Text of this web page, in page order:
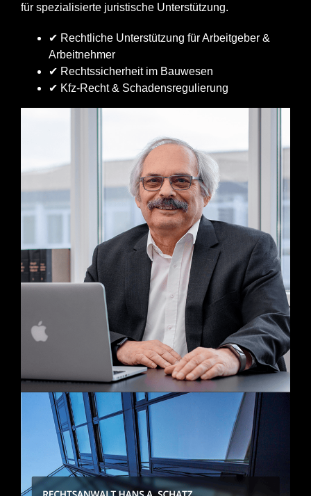
für spezialisierte juristische Unterstützung.
✔ Rechtliche Unterstützung für Arbeitgeber &
Arbeitnehmer
✔ Rechtssicherheit im Bauwesen
✔ Kfz-Recht & Schadensregulierung